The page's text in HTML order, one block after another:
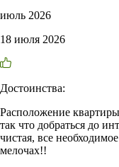
июль 2026
18 июля 2026
Достоинства:
Расположение
так что добраться до
чистая, все
мелочах!!